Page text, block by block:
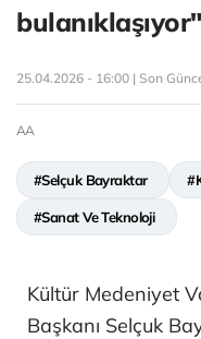
bulanıklaşıyor"
25.04.2026 - 16:00 | Son
AA
#Selçuk Bayraktar
#Sanat Ve Teknoloji
Kültür Medeniyet
Başkanı Selçuk